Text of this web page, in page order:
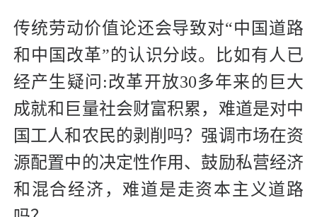
传统劳动价值论还会导致对“中国道路
和中国改革”的认识分歧。比如有人已
经产生疑问:改革开放30多年来的巨大
成就和巨量社会财富积累，难道是对中
国工人和农民的剥削吗？强调市场在资
源配置中的决定性作用、鼓励私营经济
和混合经济，难道是走资本主义道路